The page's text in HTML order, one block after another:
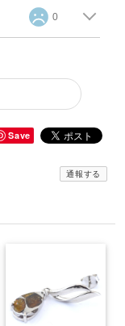
0
Save
通報する